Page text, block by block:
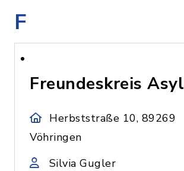
F
Freundeskreis Asyl
Herbststraße 10, 89269
Vöhringen
Silvia Gugler